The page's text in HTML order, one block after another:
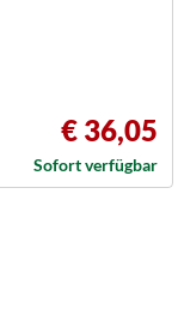
€ 36,05
Sofort verfügbar